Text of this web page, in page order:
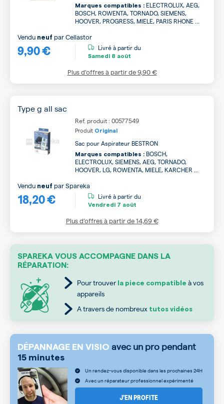
Marques compatibles : ELECTROLUX, AEG,
BOSCH, ROWENTA, TORNADO, SIEMENS,
HOOVER, PROGRESS, MIELE, PARIS RHONE ...
9,90 €
Vendu neuf parCellastor
Livré à partir du
Samedi 8 août
Plus d’offres à partir de9,90 €
Type g all sac
Ref. produit : 00577549
Produit Original
Sac pour Aspirateur BESTRON
Marques compatibles : BOSCH,
ELECTROLUX, SIEMENS, AEG, TORNADO,
HOOVER, LG, ROWENTA, MIELE, KARCHER ...
18,20 €
Vendu neuf parSpareka
Livré à partir du
Vendredi 7 août
Plus d’offres à partir de14,69 €
SPAREKA VOUS ACCOMPAGNE DANS LA
RÉPARATION:
Pour trouver la piece compatible à vos
appareils
A travers de nombreux tutos vidéos
DÉPANNAGE EN VISIO avec un pro pendant
15 minutes
Un rendez-vous disponible dans les prochaines 24H
Avec un réparateur professionnel expérimenté
J’EN PROFITE